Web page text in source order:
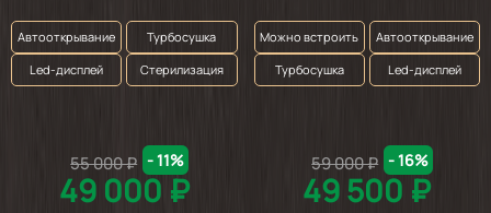
Автооткрывание
Турбосушка
Led-дисплей
Стерилизация
49 000 ₽
55 000 ₽ - 11%
Можно встроить
Автооткрывание
Турбосушка
Led-дисплей
49 500 ₽
59 000 ₽ - 16%